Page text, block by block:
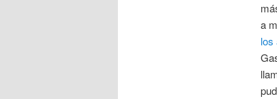
a
los